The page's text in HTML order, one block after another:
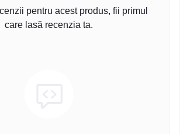
pentru acest produs, fii primul
care lasă recenzia ta.